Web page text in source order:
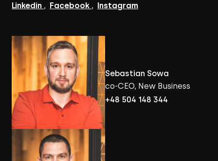
Linkedin , Facebook , Instagram
Sebastian Sowa
co-CEO, New Business
+48 504 148 344